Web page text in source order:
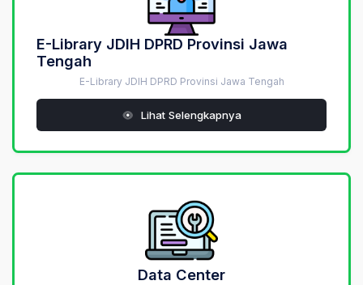
E-Library JDIH DPRD Provinsi Jawa
Tengah
E-Library JDIH DPRD Provinsi Jawa Tengah
Lihat Selengkapnya
Data Center